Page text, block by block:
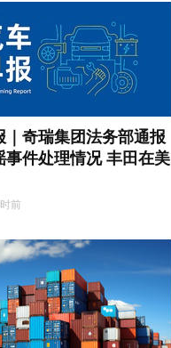
｜奇瑞集团法务部通报
事件处理情况 丰田在美
前